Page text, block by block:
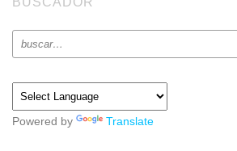
Powered by Translate